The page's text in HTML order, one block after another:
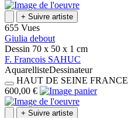
+ Suivre artiste
655 Vues
Giulia debout
Dessin 70 x 50 x 1 cm
F. Francois SAHUC
AquarellisteDessinateur
HAUT DE SEINE FRANCE
600,00 €
+ Suivre artiste